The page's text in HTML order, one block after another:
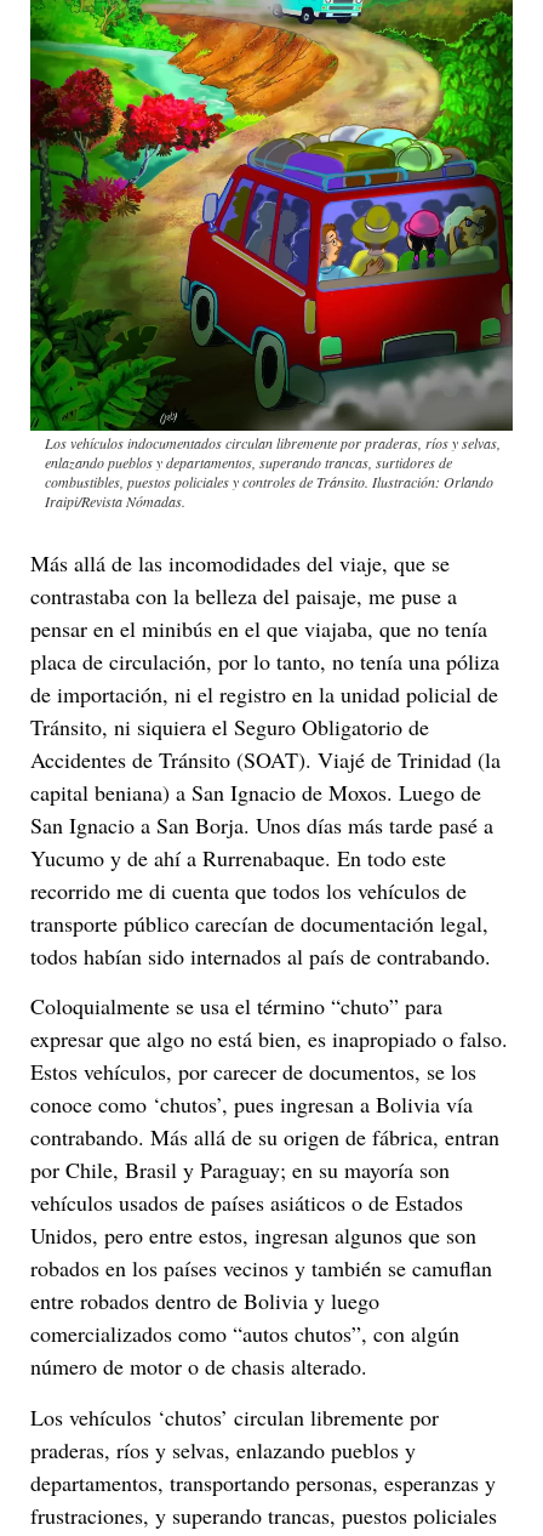
Los vehículos indocumentados circulan libremente por praderas, ríos y selvas,
enlazando pueblos y departamentos, superando trancas, surtidores de
combustibles, puestos policiales y controles de Tránsito. Ilustración: Orlando
Iraipi/Revista Nómadas.
Más allá de las incomodidades del viaje, que se
contrastaba con la belleza del paisaje, me puse a
pensar en el minibús en el que viajaba, que no tenía
placa de circulación, por lo tanto, no tenía una póliza
de importación, ni el registro en la unidad policial de
Tránsito, ni siquiera el Seguro Obligatorio de
Accidentes de Tránsito (SOAT). Viajé de Trinidad (la
capital beniana) a San Ignacio de Moxos. Luego de
San Ignacio a San Borja. Unos días más tarde pasé a
Yucumo y de ahí a Rurrenabaque. En todo este
recorrido me di cuenta que todos los vehículos de
transporte público carecían de documentación legal,
todos habían sido internados al país de contrabando.
Coloquialmente se usa el término “chuto” para
expresar que algo no está bien, es inapropiado o falso.
Estos vehículos, por carecer de documentos, se los
conoce como ‘chutos’, pues ingresan a Bolivia vía
contrabando. Más allá de su origen de fábrica, entran
por Chile, Brasil y Paraguay; en su mayoría son
vehículos usados de países asiáticos o de Estados
Unidos, pero entre estos, ingresan algunos que son
robados en los países vecinos y también se camuflan
entre robados dentro de Bolivia y luego
comercializados como “autos chutos”, con algún
número de motor o de chasis alterado.
Los vehículos ‘chutos’ circulan libremente por
praderas, ríos y selvas, enlazando pueblos y
departamentos, transportando personas, esperanzas y
frustraciones, y superando trancas, puestos policiales